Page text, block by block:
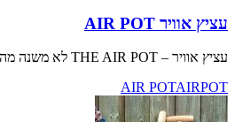
עציץ אוויר AIR POT
עציץ אוויר – THE AIR POT לא משנה מה אתם מגדלים, הכל מתחיל ממערכת שורשים […]
AIR POTAIRPOT